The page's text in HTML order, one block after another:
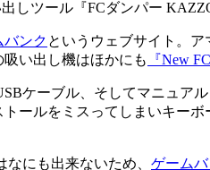
バンク というウェブサイト。
い出し機はほかにも
『New
ケーブル、そしてマニュア
ールをミスってしまいキー
にも出来ないため、 ゲームバ